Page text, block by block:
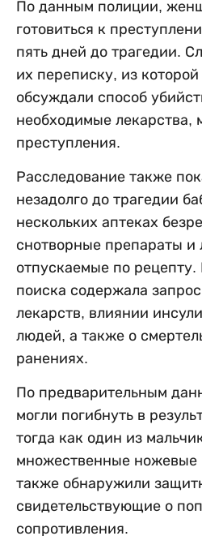
По данным полиции,
готовиться к
пять дней до трагедии.
их переписку, из
обсуждали способ
необходимые лекарства,
преступления.
Расследование также
незадолго до трагедии
нескольких аптеках
снотворные препараты и
отпускаемые по
поиска содержала
лекарств, влиянии
людей, а также о
ранениях.
По предварительным
могли погибнуть в
тогда как один из
множественные ножевые
также обнаружили
свидетельствующие о
сопротивления.